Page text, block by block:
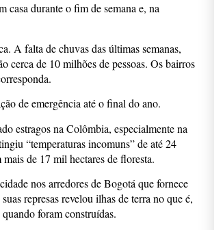
casa durante o fim de semana e, na
A falta de chuvas das últimas semanas,
cerca de 10 milhões de pessoas. Os bairros
de emergência até o final do ano.
estragos na Colômbia, especialmente na
“temperaturas incomuns” de até 24
de 17 mil hectares de floresta.
nos arredores de Bogotá que fornece
represas revelou ilhas de terra no que é,
foram construídas.